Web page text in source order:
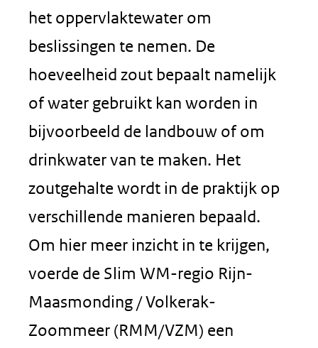
het oppervlaktewater om
beslissingen te nemen. De
hoeveelheid zout bepaalt namelijk
of water gebruikt kan worden in
bijvoorbeeld de landbouw of om
drinkwater van te maken. Het
zoutgehalte wordt in de praktijk op
verschillende manieren bepaald.
Om hier meer inzicht in te krijgen,
voerde de Slim WM-regio Rijn-
Maasmonding / Volkerak-
Zoommeer (RMM/VZM) een